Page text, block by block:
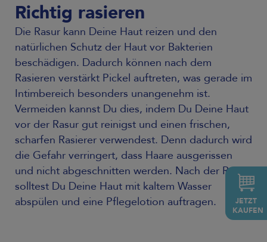
Richtig rasieren
Die Rasur kann Deine Haut reizen und den
natürlichen Schutz der Haut vor Bakterien
beschädigen. Dadurch können nach dem
Rasieren verstärkt Pickel auftreten, was gerade im
Intimbereich besonders unangenehm ist.
Vermeiden kannst Du dies, indem Du Deine Haut
vor der Rasur gut reinigst und einen frischen,
scharfen Rasierer verwendest. Denn dadurch wird
die Gefahr verringert, dass Haare ausgerissen
und nicht abgeschnitten werden. Nach der Rasur
solltest Du Deine Haut mit kaltem Wasser
abspülen und eine Pflegelotion auftragen.
JETZT
KAUFEN